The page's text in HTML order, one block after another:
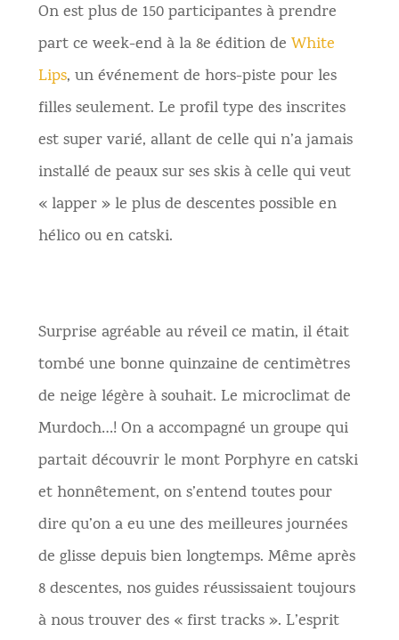
On est plus de 150 participantes à prendre
part ce week-end à la 8e édition de White
Lips, un événement de hors-piste pour les
filles seulement. Le profil type des inscrites
est super varié, allant de celle qui n’a jamais
installé de peaux sur ses skis à celle qui veut
« lapper » le plus de descentes possible en
hélico ou en catski.
Surprise agréable au réveil ce matin, il était
tombé une bonne quinzaine de centimètres
de neige légère à souhait. Le microclimat de
Murdoch…! On a accompagné un groupe qui
partait découvrir le mont Porphyre en catski
et honnêtement, on s’entend toutes pour
dire qu’on a eu une des meilleures journées
de glisse depuis bien longtemps. Même après
8 descentes, nos guides réussissaient toujours
à nous trouver des « first tracks ». L’esprit